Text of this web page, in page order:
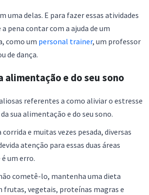
uma delas. E para fazer essas atividades
pena contar com a ajuda de um
como um personal trainer, um professor
de dança.
alimentação e do seu sono
referentes a como aliviar o estresse
sua alimentação e do seu sono.
e muitas vezes pesada, diversas
atenção para essas duas áreas
um erro.
cometê-lo, mantenha uma dieta
frutas, vegetais, proteínas magras e